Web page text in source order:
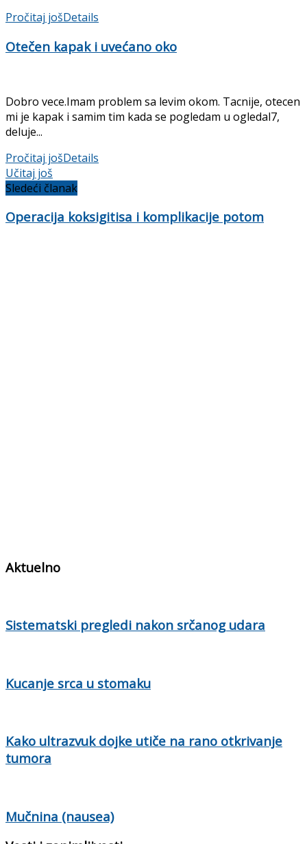
Pročitaj jošDetails
Otečen kapak i uvećano oko
Dobro vece.Imam problem sa levim okom. Tacnije, otecen
mi je kapak i samim tim kada se pogledam u ogledal7,
deluje...
Pročitaj jošDetails
Učitaj još
Sledeći članak
Operacija koksigitisa i komplikacije potom
Aktuelno
Sistematski pregledi nakon srčanog udara
Kucanje srca u stomaku
Kako ultrazvuk dojke utiče na rano otkrivanje
tumora
Mučnina (nausea)